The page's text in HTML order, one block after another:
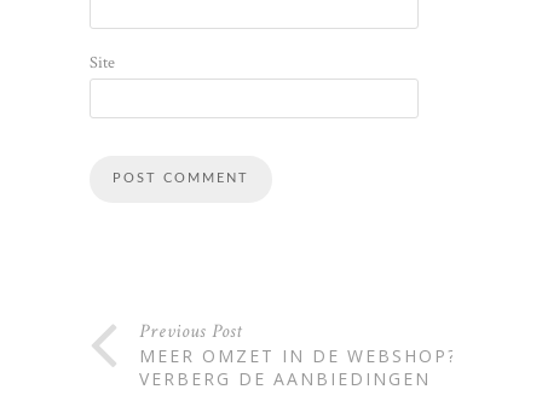
Site
Previous Post
MEER OMZET IN DE WEBSHOP?
VERBERG DE AANBIEDINGEN